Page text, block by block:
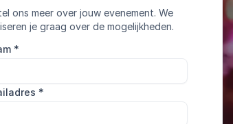
ons meer over jouw evenement. We
je graag over de mogelijkheden.
*
*